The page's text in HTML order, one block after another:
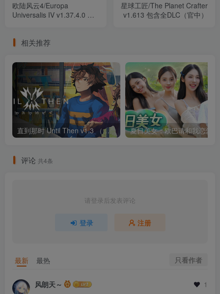
欧陆风云4/Europa
Universalis IV v1.37.4.0 包
星球工匠/The Planet Crafter
v1.613 包含全DLC（官中）
相关推荐
直到那时 Until Then v1.3 （官中）
评论 共4条
请登录后发表评论
登录 注册
最新 最热 只看作者
风朗天～
1